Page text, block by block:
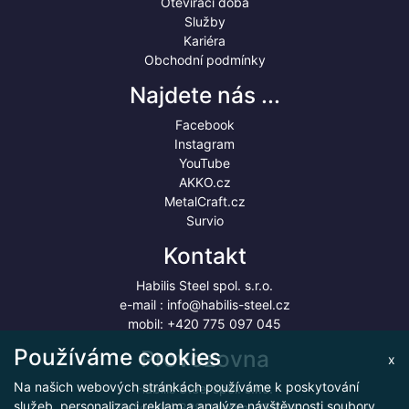
Služby
Kariéra
Obchodní podmínky
Najdete nás ...
Facebook
Instagram
YouTube
AKKO.cz
MetalCraft.cz
Survio
Kontakt
Habilis Steel spol. s.r.o.
e-mail : info@habilis-steel.cz
mobil: +420 775 097 045
Provozovna
Habilis Steel spol. s.r.o.
x
Používáme cookies
Na našich webových stránkách používáme k poskytování
služeb, personalizaci reklam a analýze návštěvnosti soubory